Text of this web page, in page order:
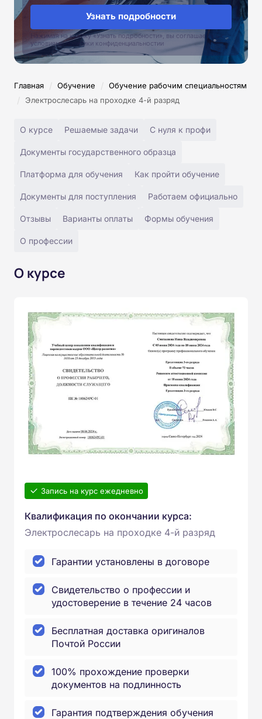
Узнать подробности
Нажимая на кнопку «Узнать подробности», вы соглашаетесь с
условиями политики конфиденциальностии
Главная / Обучение / Обучение рабочим специальностям
/ Электрослесарь на проходке 4-й разряд
О курсе Решаемые задачи С нуля к профи
Документы государственного образца
Платформа для обучения Как пройти обучение
Документы для поступления Работаем официально
Отзывы Варианты оплаты Формы обучения
О профессии
О курсе
Запись на курс ежедневно
Квалификация по окончании курса:
Электрослесарь на проходке 4-й разряд
Гарантии установлены в договоре
Свидетельство о профессии и
удостоверение в течение 24 часов
Бесплатная доставка оригиналов
Почтой России
100% прохождение проверки
документов на подлинность
Гарантия подтверждения обучения